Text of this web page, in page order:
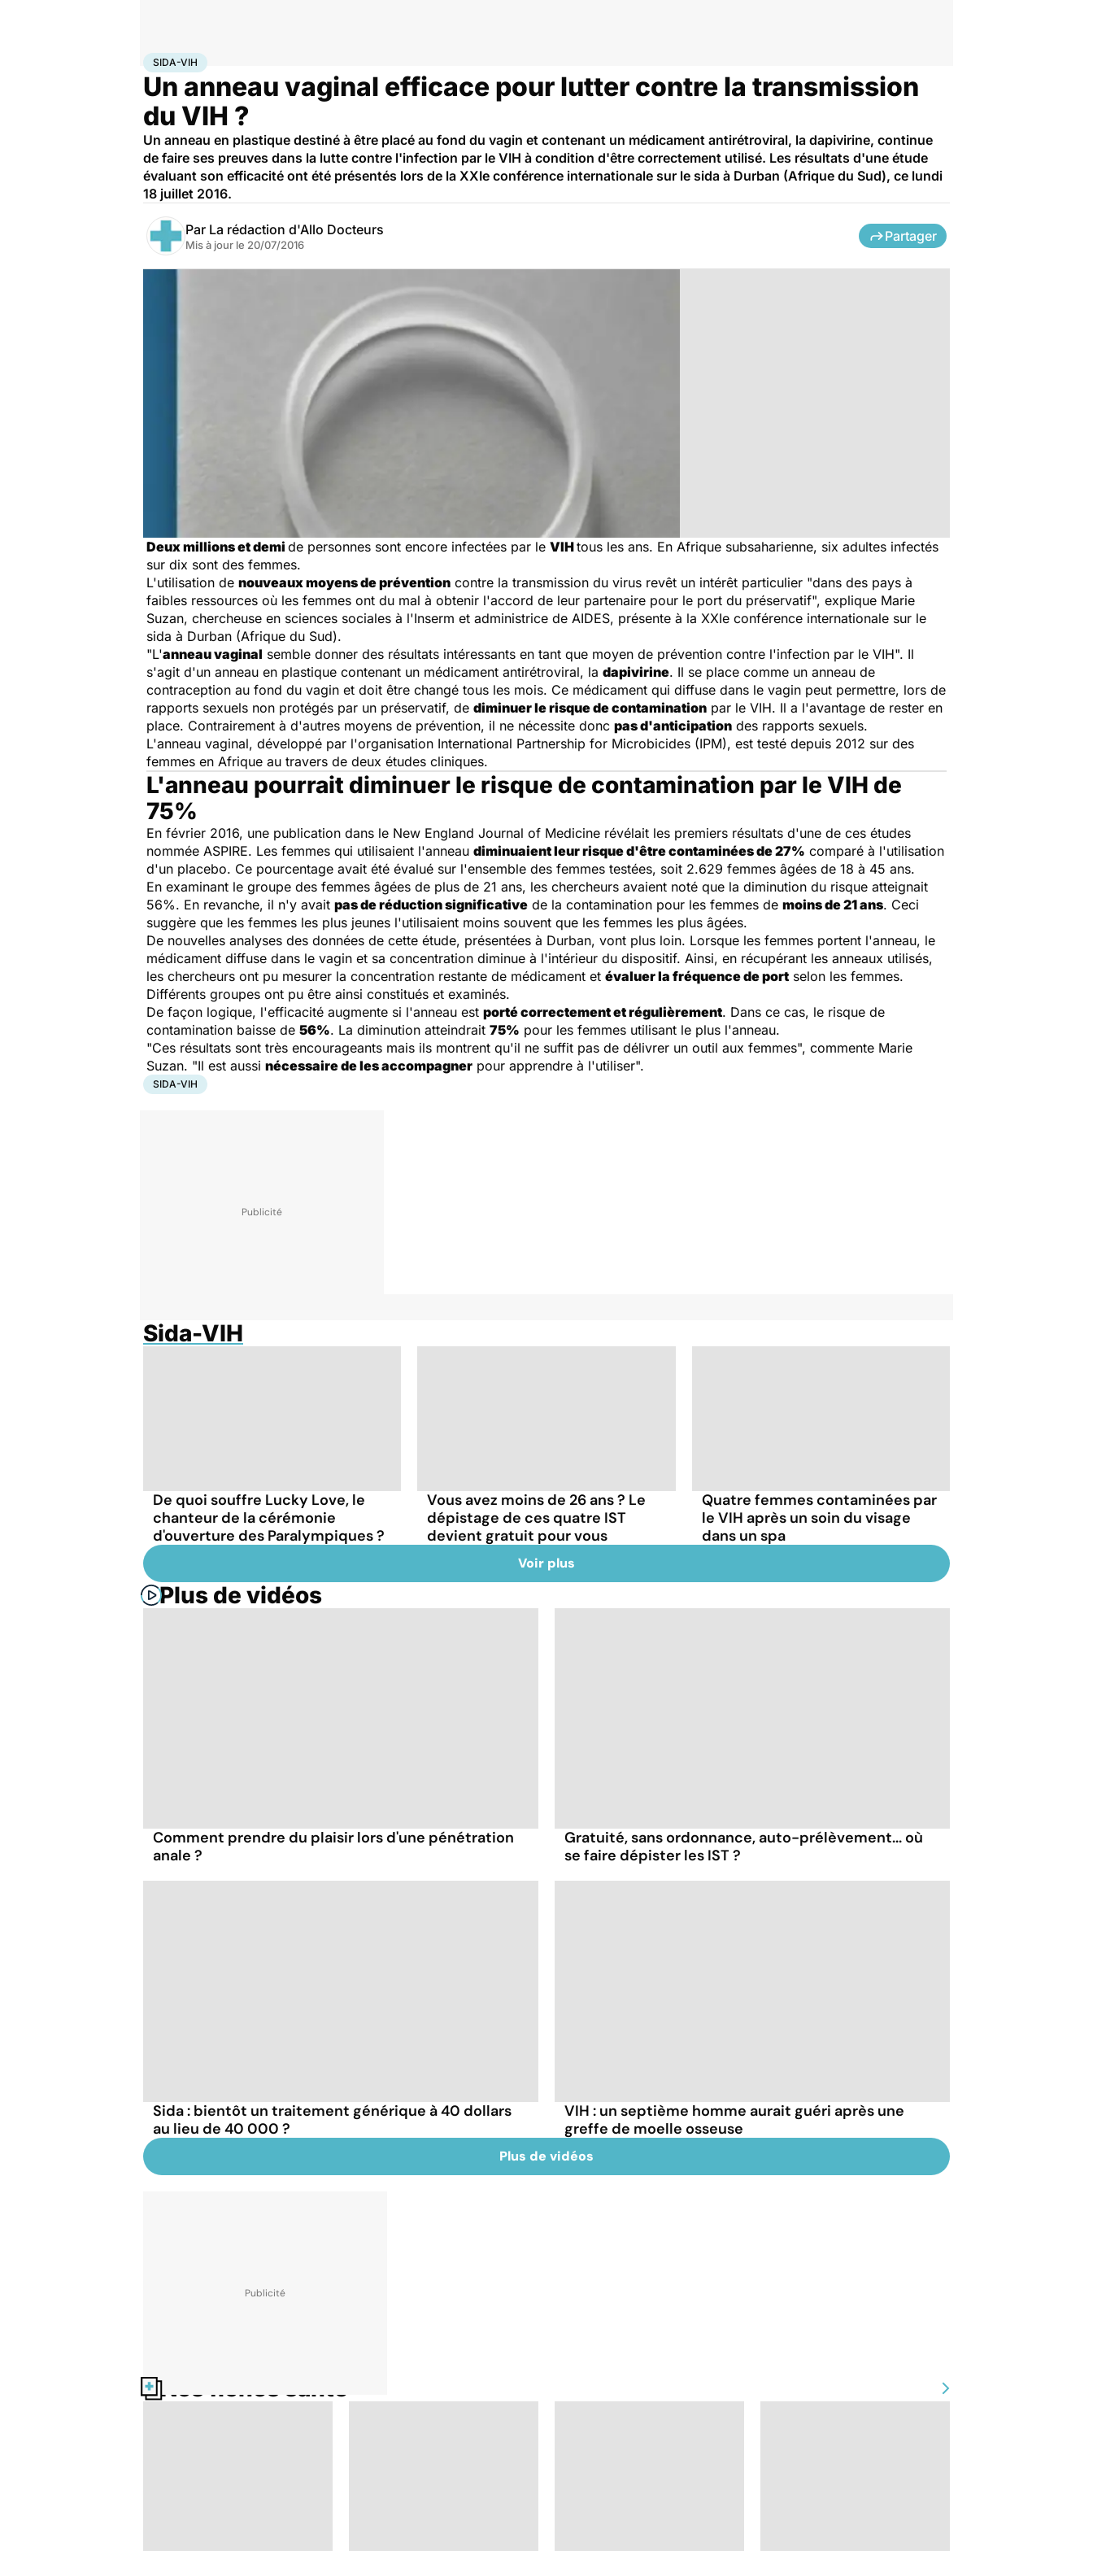
AccueilSanté Maladies
SIDA-VIH
Un anneau vaginal efficace pour lutter contre la transmission
du VIH ?
Un anneau en plastique destiné à être placé au fond du vagin et contenant un médicament antirétroviral, la dapivirine, continue
de faire ses preuves dans la lutte contre l'infection par le VIH à condition d'être correctement utilisé. Les résultats d'une étude
évaluant son efficacité ont été présentés lors de la XXIe conférence internationale sur le sida à Durban (Afrique du Sud), ce lundi
18 juillet 2016.
Par La rédaction d'Allo Docteurs
Mis à jour le 20/07/2016
Partager
Deux millions et demi de personnes sont encore infectées par le VIHtous les ans. En Afrique subsaharienne, six adultes infectés
sur dix sont des femmes.
L'utilisation de nouveaux moyens de prévention contre la transmission du virus revêt un intérêt particulier "dans des pays à
faibles ressources où les femmes ont du mal à obtenir l'accord de leur partenaire pour le port du préservatif", explique Marie
Suzan, chercheuse en sciences sociales à l'Inserm et administrice de AIDES, présente à la XXIe conférence internationale sur le
sida à Durban (Afrique du Sud).
"L'anneau vaginal semble donner des résultats intéressants en tant que moyen de prévention contre l'infection par le VIH". Il
s'agit d'un anneau en plastique contenant un médicament antirétroviral, la dapivirine. Il se place comme un anneau de
contraception au fond du vagin et doit être changé tous les mois. Ce médicament qui diffuse dans le vagin peut permettre, lors de
rapports sexuels non protégés par un préservatif, de diminuer le risque de contamination par le VIH. Il a l'avantage de rester en
place. Contrairement à d'autres moyens de prévention, il ne nécessite donc pas d'anticipation des rapports sexuels.
L'anneau vaginal, développé par l'organisation International Partnership for Microbicides (IPM), est testé depuis 2012 sur des
femmes en Afrique au travers de deux études cliniques.
L'anneau pourrait diminuer le risque de contamination par le VIH de
75%
En février 2016, une publication dans le New England Journal of Medicine révélait les premiers résultats d'une de ces études
nommée ASPIRE. Les femmes qui utilisaient l'anneau diminuaient leur risque d'être contaminées de 27% comparé à l'utilisation
d'un placebo. Ce pourcentage avait été évalué sur l'ensemble des femmes testées, soit 2.629 femmes âgées de 18 à 45 ans.
En examinant le groupe des femmes âgées de plus de 21 ans, les chercheurs avaient noté que la diminution du risque atteignait
56%. En revanche, il n'y avait pas de réduction significative de la contamination pour les femmes de moins de 21 ans. Ceci
suggère que les femmes les plus jeunes l'utilisaient moins souvent que les femmes les plus âgées.
De nouvelles analyses des données de cette étude, présentées à Durban, vont plus loin. Lorsque les femmes portent l'anneau, le
médicament diffuse dans le vagin et sa concentration diminue à l'intérieur du dispositif. Ainsi, en récupérant les anneaux utilisés,
les chercheurs ont pu mesurer la concentration restante de médicament et évaluer la fréquence de port selon les femmes.
Différents groupes ont pu être ainsi constitués et examinés.
De façon logique, l'efficacité augmente si l'anneau est porté correctement et régulièrement. Dans ce cas, le risque de
contamination baisse de 56%. La diminution atteindrait 75% pour les femmes utilisant le plus l'anneau.
"Ces résultats sont très encourageants mais ils montrent qu'il ne suffit pas de délivrer un outil aux femmes", commente Marie
Suzan. "Il est aussi nécessaire de les accompagner pour apprendre à l'utiliser".
SIDA-VIH
Sida-VIH
De quoi souffre Lucky Love, le
chanteur de la cérémonie
d'ouverture des Paralympiques ?
Vous avez moins de 26 ans ? Le
dépistage de ces quatre IST
devient gratuit pour vous
Quatre femmes contaminées par
le VIH après un soin du visage
dans un spa
Voir plus
Plus de vidéos
Comment prendre du plaisir lors d'une pénétration
anale ?
Gratuité, sans ordonnance, auto-prélèvement... où
se faire dépister les IST ?
Sida : bientôt un traitement générique à 40 dollars
au lieu de 40 000 ?
VIH : un septième homme aurait guéri après une
greffe de moelle osseuse
Plus de vidéos
Nos fiches santé